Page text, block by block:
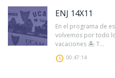
ENJ 14X11
En el programa de
volvemos por todo
vacaciones 🏝 T...
00:47:14